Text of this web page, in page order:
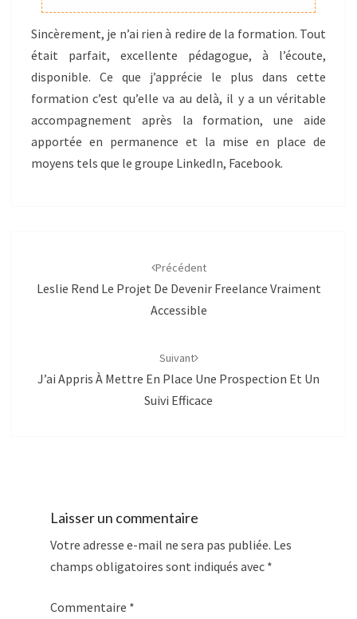
Sincèrement, je n’ai rien à redire de la formation. Tout
était parfait, excellente pédagogue, à l’écoute,
disponible. Ce que j’apprécie le plus dans cette
formation c’est qu’elle va au delà, il y a un véritable
accompagnement après la formation, une aide
apportée en permanence et la mise en place de
moyens tels que le groupe LinkedIn, Facebook.
Précédent
Leslie Rend Le Projet De Devenir Freelance Vraiment
Accessible
Suivant
J’ai Appris À Mettre En Place Une Prospection Et Un
Suivi Efficace
Laisser un commentaire
Votre adresse e-mail ne sera pas publiée. Les
champs obligatoires sont indiqués avec *
Commentaire *